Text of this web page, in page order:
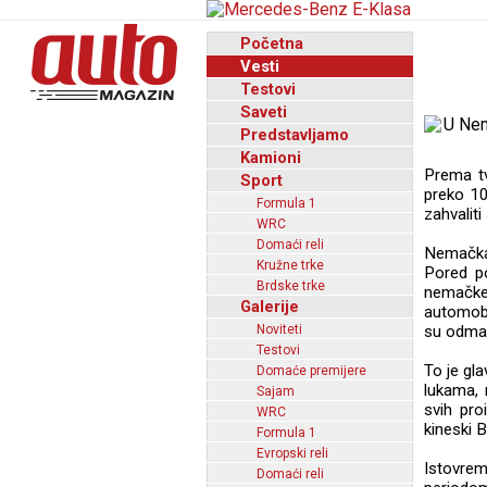
Početna
Vesti
Testovi
Saveti
Predstavljamo
Kamioni
Sport
Formula 1
WRC
Domaći reli
Kružne trke
Brdske trke
Galerije
Noviteti
Testovi
Domaće premijere
Sajam
WRC
Formula 1
Evropski reli
Domaći reli
Prema
preko
Pored
su
To je
svih
kineski